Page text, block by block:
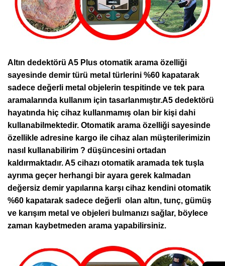
Altın dedektörü A5 Plus otomatik arama özelliği
sayesinde demir türü metal türlerini %60 kapatarak
sadece değerli metal objelerin tespitinde ve tek para
aramalarında kullanım için tasarlanmıştır.A5 dedektörü
hayatında hiç cihaz kullanmamış olan bir kişi dahi
kullanabilmektedir. Otomatik arama özelliği sayesinde
özellikle adresine kargo ile cihaz alan müşterilerimizin
nasıl kullanabilirim ? düşüncesini ortadan
kaldırmaktadır. A5 cihazı otomatik aramada tek tuşla
ayrıma geçer herhangi bir ayara gerek kalmadan
değersiz demir yapılarına karşı cihaz kendini otomatik
%60 kapatarak sadece değerli olan altın, tunç, gümüş
ve karışım metal ve objeleri bulmanızı sağlar, böylece
zaman kaybetmeden arama yapabilirsiniz.